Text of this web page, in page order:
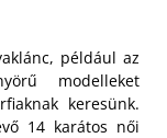
például az
modelleket
keresünk.
14 karátos női